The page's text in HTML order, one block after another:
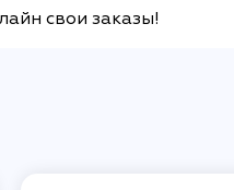
свои заказы!